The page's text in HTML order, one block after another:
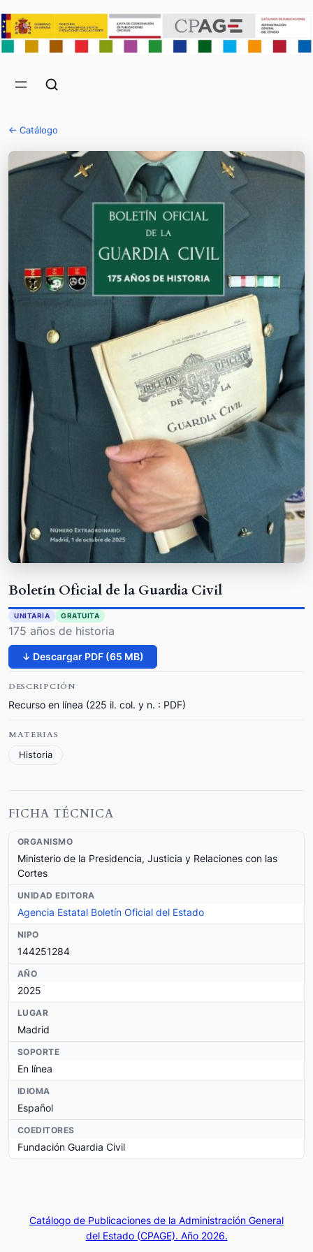
← Catálogo
Boletín Oficial de la Guardia Civil
UNITARIA GRATUITA
175 años de historia
↓ Descargar PDF (65 MB)
DESCRIPCIÓN
Recurso en línea (225 il. col. y n. : PDF)
MATERIAS
Historia
FICHA TÉCNICA
ORGANISMO
Ministerio de la Presidencia, Justicia y Relaciones con las
Cortes
UNIDAD EDITORA
Agencia Estatal Boletín Oficial del Estado
NIPO
144251284
AÑO
2025
LUGAR
Madrid
SOPORTE
En línea
IDIOMA
Español
COEDITORES
Fundación Guardia Civil
Catálogo de Publicaciones de la Administración General
del Estado (CPAGE). Año 2026.